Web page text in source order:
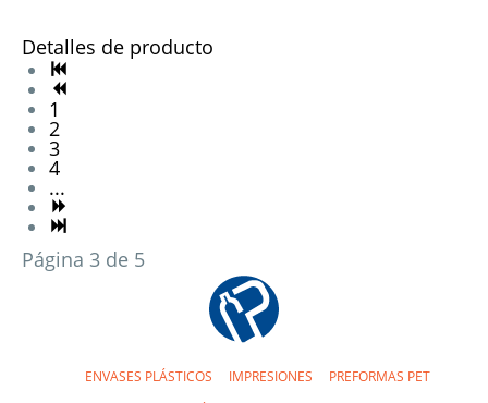
Detalles de producto
1
2
3
4
...
Página 3 de 5
ENVASES PLÁSTICOS IMPRESIONES
PREFORMAS PET